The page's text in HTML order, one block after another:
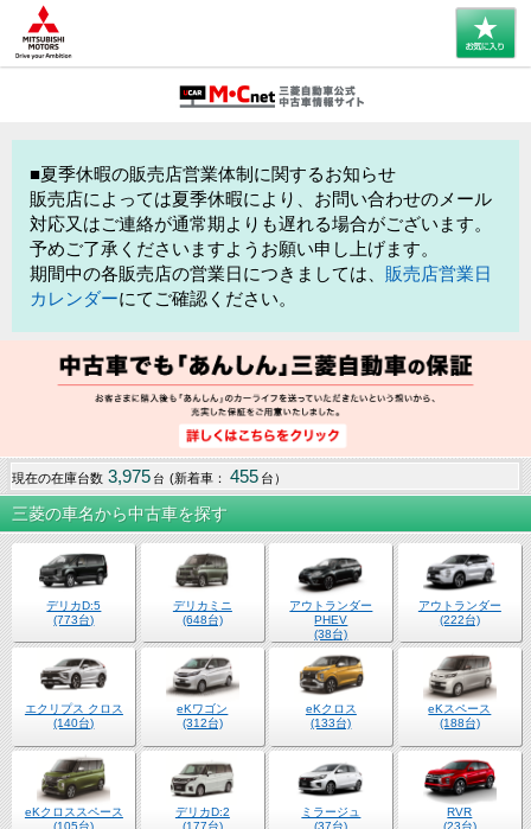
■夏季休暇の販売店営業体制に関するお知らせ
販売店によっては夏季休暇により、お問い合わせのメール
対応又はご連絡が通常期よりも遅れる場合がございます。
予めご了承くださいますようお願い申し上げます。
期間中の各販売店の営業日につきましては、 販売店営業日
カレンダーにてご確認ください。
現在の在庫台数 3,975 台 (新着車： 455 台）
三菱の車名から中古車を探す
デリカD:5
(773台)
デリカミニ
(648台)
アウトランダー
PHEV
(38台)
アウトランダー
(222台)
エクリプス クロス
(140台)
eKワゴン
(312台)
eKクロス
(133台)
eKスペース
(188台)
eKクロススペース
デリカD:2
ミラージュ
RVR